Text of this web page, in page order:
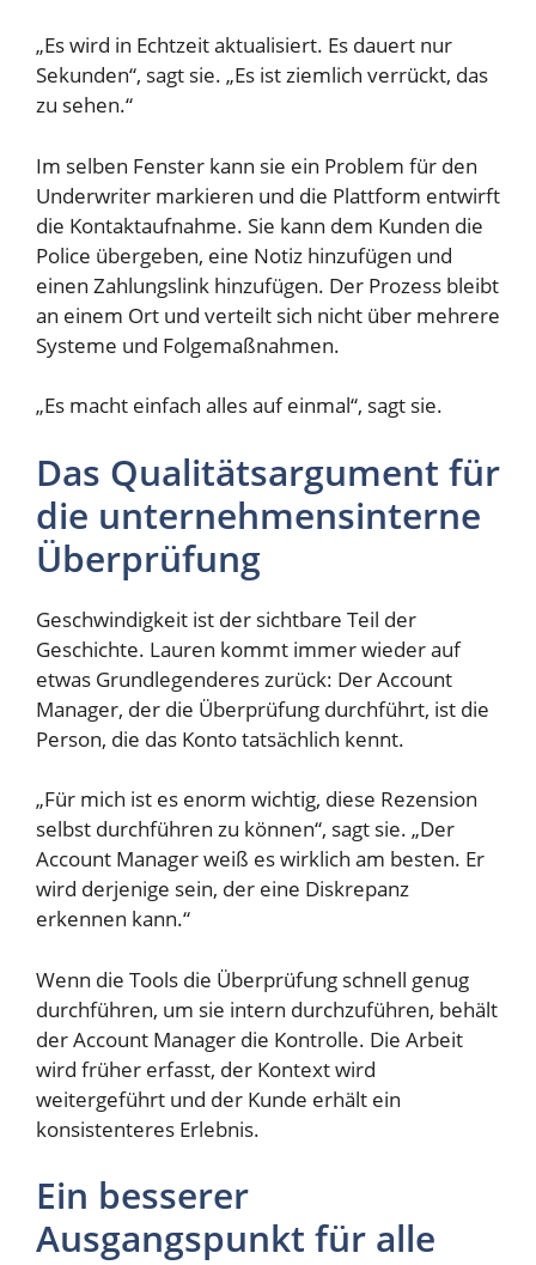
„Es wird in Echtzeit aktualisiert. Es dauert nur
Sekunden“, sagt sie. „Es ist ziemlich verrückt, das
zu sehen.“
Im selben Fenster kann sie ein Problem für den
Underwriter markieren und die Plattform entwirft
die Kontaktaufnahme. Sie kann dem Kunden die
Police übergeben, eine Notiz hinzufügen und
einen Zahlungslink hinzufügen. Der Prozess bleibt
an einem Ort und verteilt sich nicht über mehrere
Systeme und Folgemaßnahmen.
„Es macht einfach alles auf einmal“, sagt sie.
Das Qualitätsargument für
die unternehmensinterne
Überprüfung
Geschwindigkeit ist der sichtbare Teil der
Geschichte. Lauren kommt immer wieder auf
etwas Grundlegenderes zurück: Der Account
Manager, der die Überprüfung durchführt, ist die
Person, die das Konto tatsächlich kennt.
„Für mich ist es enorm wichtig, diese Rezension
selbst durchführen zu können“, sagt sie. „Der
Account Manager weiß es wirklich am besten. Er
wird derjenige sein, der eine Diskrepanz
erkennen kann.“
Wenn die Tools die Überprüfung schnell genug
durchführen, um sie intern durchzuführen, behält
der Account Manager die Kontrolle. Die Arbeit
wird früher erfasst, der Kontext wird
weitergeführt und der Kunde erhält ein
konsistenteres Erlebnis.
Ein besserer
Ausgangspunkt für alle